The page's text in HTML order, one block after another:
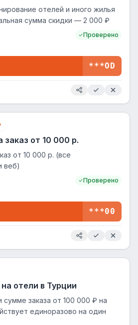
отелей и иного жилья
сумма скидки — 2 000 ₽
Проверено
***OD
заказ от 10 000 р.
от 10 000 р. (все
веб)
Проверено
***00
отели в Турции
сумме заказа от 100 000 ₽ на
единоразово на один